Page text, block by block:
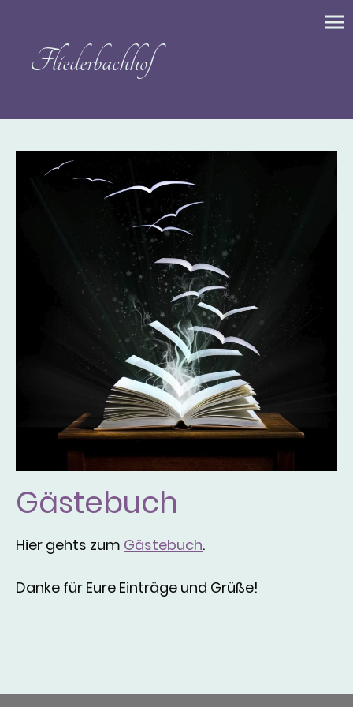
Fliederbachhof
Gästebuch
Hier gehts zum Gästebuch.
Danke für Eure Einträge und Grüße!